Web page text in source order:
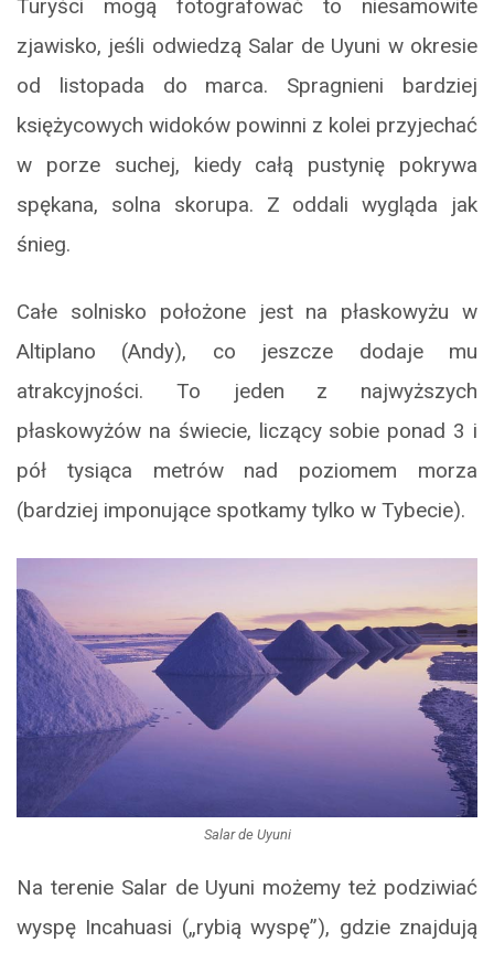
Turyści mogą fotografować to niesamowite
zjawisko, jeśli odwiedzą Salar de Uyuni w okresie
od listopada do marca. Spragnieni bardziej
księżycowych widoków powinni z kolei przyjechać
w porze suchej, kiedy całą pustynię pokrywa
spękana, solna skorupa. Z oddali wygląda jak
śnieg.
Całe solnisko położone jest na płaskowyżu w
Altiplano (Andy), co jeszcze dodaje mu
atrakcyjności. To jeden z najwyższych
płaskowyżów na świecie, liczący sobie ponad 3 i
pół tysiąca metrów nad poziomem morza
(bardziej imponujące spotkamy tylko w Tybecie).
Salar de Uyuni
Na terenie Salar de Uyuni możemy też podziwiać
wyspę Incahuasi („rybią wyspę”), gdzie znajdują